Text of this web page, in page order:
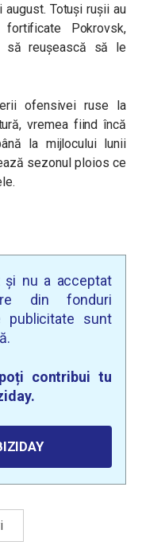
Totuși rușii au
Pokrovsk,
să reușească să le
ofensivei ruse la
vremea fiind încă
la mijlocului lunii
sezonul ploios ce
și nu a acceptat
din fonduri
publicitate sunt
contribui tu